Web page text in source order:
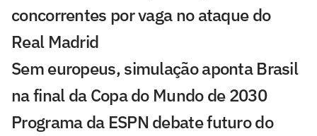
concorrentes por vaga no ataque do
Real Madrid
Sem europeus, simulação aponta Brasil
na final da Copa do Mundo de 2030
Programa da ESPN debate futuro do